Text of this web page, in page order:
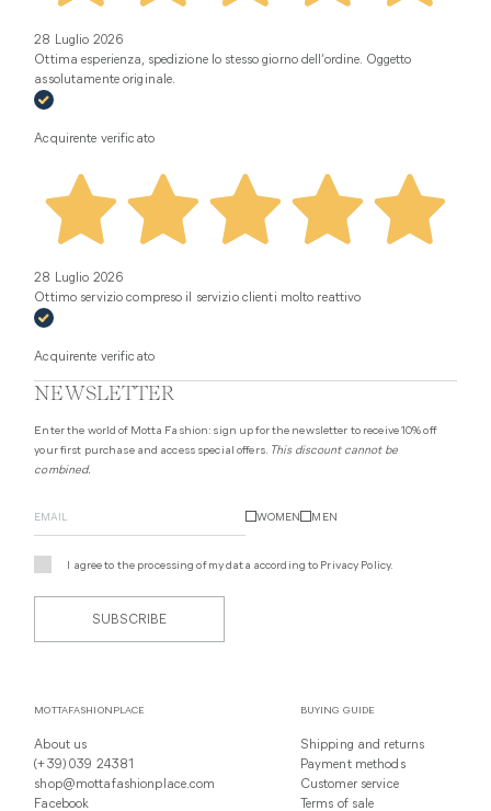
28 Luglio 2026
Ottima esperienza, spedizione lo stesso giorno dell’ordine. Oggetto
assolutamente originale.
Acquirente verificato
28 Luglio 2026
Ottimo servizio compreso il servizio clienti molto reattivo
Acquirente verificato
NEWSLETTER
Enter the world of Motta Fashion: sign up for the newsletter to receive 10% off
your first purchase and access special offers. This discount cannot be
combined.
WOMEN MEN
I agree to the processing of my data according to Privacy Policy.
SUBSCRIBE
MOTTAFASHIONPLACE
About us
(+39) 039 24381
shop@mottafashionplace.com
Facebook
BUYING GUIDE
Shipping and returns
Payment methods
Customer service
Terms of sale